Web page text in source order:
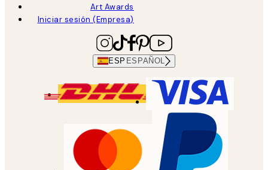
Art Awards
Iniciar sesión (Empresa)
ESP ESPAÑOL